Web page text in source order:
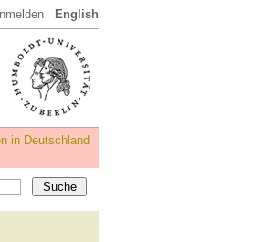
English
in Deutschland